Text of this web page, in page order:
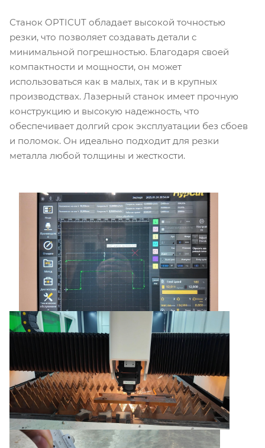
Станок OPTICUT обладает высокой точностью
резки, что позволяет создавать детали с
минимальной погрешностью. Благодаря своей
компактности и мощности, он может
использоваться как в малых, так и в крупных
производствах. Лазерный станок имеет прочную
конструкцию и высокую надежность, что
обеспечивает долгий срок эксплуатации без сбоев
и поломок. Он идеально подходит для резки
металла любой толщины и жесткости.